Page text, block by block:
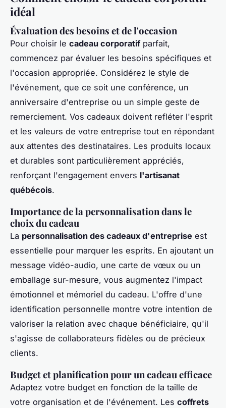
idéal
Évaluation des besoins et de l'occasion
Pour choisir le cadeau corporatifparfait,
commencez par évaluer les besoins spécifiques et
l'occasion appropriée. Considérez le style de
l'événement, que ce soit une conférence, un
anniversaire d'entreprise ou un simple geste de
remerciement. Vos cadeaux doivent refléter l'esprit
et les valeurs de votre entreprise tout en répondant
aux attentes des destinataires. Les produits locaux
et durables sont particulièrement appréciés,
renforçant l'engagement envers l'artisanat
québécois.
Importance de la personnalisation dans le
choix du cadeau
La personnalisation des cadeaux d'entreprise est
essentielle pour marquer les esprits. En ajoutant un
message vidéo-audio, une carte de vœux ou un
emballage sur-mesure, vous augmentez l'impact
émotionnel et mémoriel du cadeau. L'offre d'une
identification personnelle montre votre intention de
valoriser la relation avec chaque bénéficiaire, qu'il
s'agisse de collaborateurs fidèles ou de précieux
clients.
Budget et planification pour un cadeau efficace
Adaptez votre budget en fonction de la taille de
votre organisation et de l'événement. Les coffrets